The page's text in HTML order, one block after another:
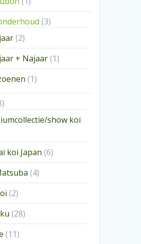
product
33
22
producten
+ Najaar 11
product
11
product
98
producten
show koi
koi Japan 66
producten
44
producten
22
producten
2828
producten
1111